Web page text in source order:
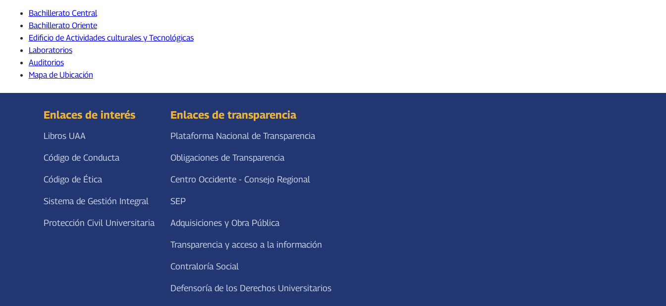
Bachillerato Central
Bachillerato Oriente
Edificio de Actividades culturales y Tecnológicas
Laboratorios
Auditorios
Mapa de Ubicación
Enlaces de interés
Libros UAA
Código de Conducta
Código de Ética
Sistema de Gestión Integral
Protección Civil Universitaria
Enlaces de transparencia
Plataforma Nacional de Transparencia
Obligaciones de Transparencia
Centro Occidente - Consejo Regional
SEP
Adquisiciones y Obra Pública
Transparencia y acceso a la información
Contraloría Social
Defensoría de los Derechos Universitarios